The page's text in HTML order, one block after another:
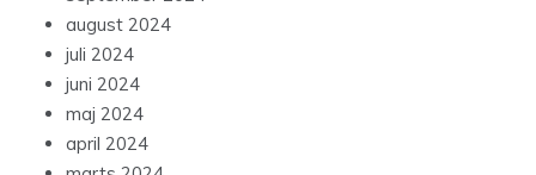
august 2024
juli 2024
juni 2024
maj 2024
april 2024